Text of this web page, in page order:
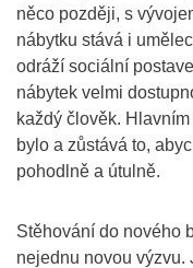
něco později, s
nábytku stává i
odráží sociální
nábytek velmi
každý člověk.
bylo a zůstává to,
pohodlně a útulně.
Stěhování do nového
nejednu novou výzvu.